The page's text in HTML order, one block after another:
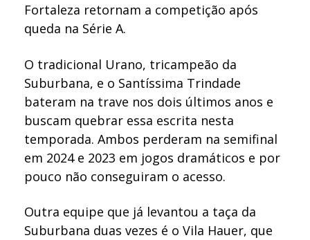
Fortaleza retornam a competição após
queda na Série A.
O tradicional Urano, tricampeão da
Suburbana, e o Santíssima Trindade
bateram na trave nos dois últimos anos e
buscam quebrar essa escrita nesta
temporada. Ambos perderam na semifinal
em 2024 e 2023 em jogos dramáticos e por
pouco não conseguiram o acesso.
Outra equipe que já levantou a taça da
Suburbana duas vezes é o Vila Hauer, que